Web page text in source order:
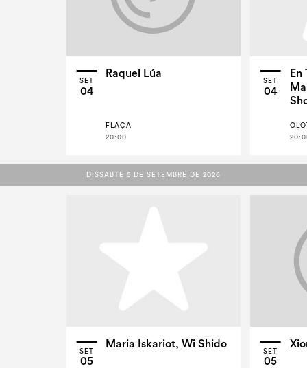
SET
04
Raquel Lúa
FLAÇÀ
20:00
SET
04
En
DISSABTE 5 DE SETEMBRE DE 2026
DISSABTE 5 DE SETEMBRE DE 2026
SET
05
Maria Iskariot, Wi Shido
SET
05